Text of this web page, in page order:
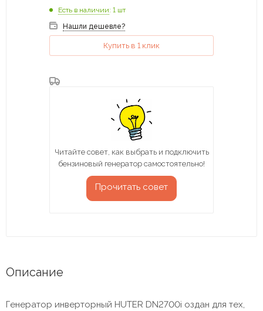
Есть в наличии: 1 шт
Нашли дешевле?
Купить в 1 клик
Читайте совет, как выбрать и подключить
бензиновый генератор самостоятельно!
Прочитать совет
Описание
Генератор инверторный HUTER DN2700i оздан для тех,